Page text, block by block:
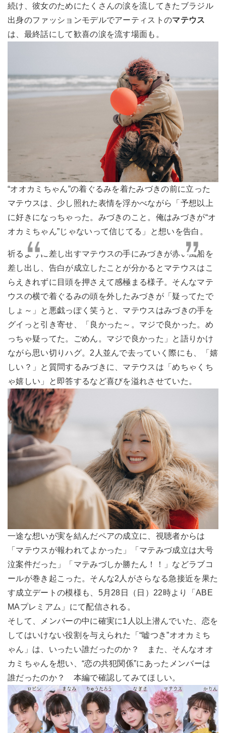
続け、彼女のためにたくさんの涙を流してきたブラジル
出身のファッションモデルでアーティストのマテウス
は、最終話にして歓喜の涙を流す場面も。
“オオカミちゃん”の着ぐるみを着たみづきの前に立った
マテウスは、少し照れた表情を浮かべながら「予想以上
に好きになっちゃった。みづきのこと。俺はみづきが“オ
オカミちゃん”じゃないって信じてる」と想いを告白。
祈るように差し出すマテウスの手にみづきが赤い風船を
差し出し、告白が成立したことが分かるとマテウスはこ
らえきれずに目頭を押さえて感極まる様子。そんなマテ
ウスの横で着ぐるみの頭を外したみづきが「疑ってたで
しょ～」と悪戯っぽく笑うと、マテウスはみづきの手を
グイっと引き寄せ、「良かった～。マジで良かった。め
っちゃ疑ってた。ごめん。マジで良かった」と語りかけ
ながら思い切りハグ。2人並んで去っていく際にも、「嬉
しい？」と質問するみづきに、マテウスは「めちゃくち
ゃ嬉しい」と即答するなど喜びを溢れさせていた。
一途な想いが実を結んだペアの成立に、視聴者からは
「マテウスが報われてよかった」「マテみづ成立は大号
泣案件だった」「マテみづしか勝たん！！」などラブコ
ールが巻き起こった。そんな2人がさらなる急接近を果た
す成立デートの模様も、5月28日（日）22時より「ABE
MAプレミアム」にて配信される。
そして、メンバーの中に確実に1人以上潜んでいた、恋を
してはいけない役割を与えられた「“嘘つき”オオカミち
ゃん」は、いったい誰だったのか？ また、そんなオオ
カミちゃんを想い、“恋の共犯関係”にあったメンバーは
誰だったのか？ 本編で確認してみてほしい。